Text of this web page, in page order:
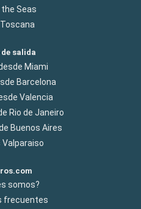
the Seas
salida
Miami
Barcelona
Valencia
Rio de Janeiro
Buenos Aires
somos?
frecuentes